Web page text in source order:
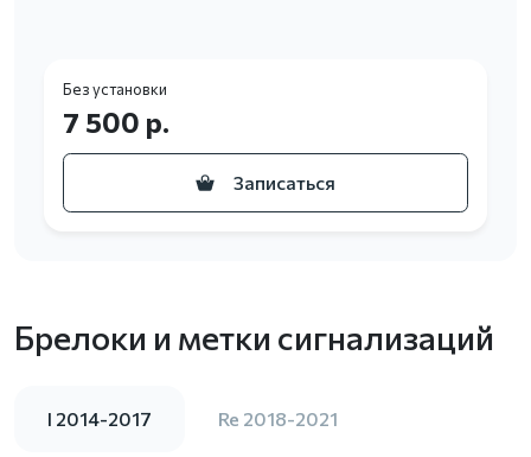
Без установки
7 500 р.
Записаться
Брелоки и метки сигнализаций
I 2014-2017 Re 2018-2021